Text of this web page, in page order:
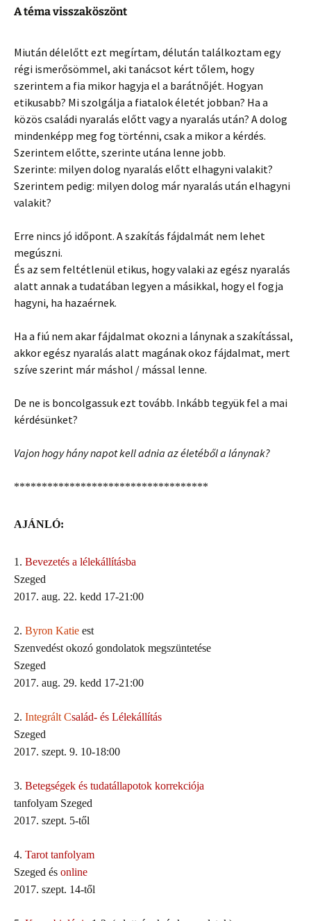
A téma visszaköszönt
Miután délelőtt ezt megírtam, délután találkoztam egy
régi ismerősömmel, aki tanácsot kért tőlem, hogy
szerintem a fia mikor hagyja el a barátnőjét. Hogyan
etikusabb? Mi szolgálja a fiatalok életét jobban? Ha a
közös családi nyaralás előtt vagy a nyaralás után? A dolog
mindenképp meg fog történni, csak a mikor a kérdés.
Szerintem előtte, szerinte utána lenne jobb.
Szerinte: milyen dolog nyaralás előtt elhagyni valakit?
Szerintem pedig: milyen dolog már nyaralás után elhagyni
valakit?
Erre nincs jó időpont. A szakítás fájdalmát nem lehet
megúszni.
És az sem feltétlenül etikus, hogy valaki az egész nyaralás
alatt annak a tudatában legyen a másikkal, hogy el fogja
hagyni, ha hazaérnek.
Ha a fiú nem akar fájdalmat okozni a lánynak a szakítással,
akkor egész nyaralás alatt magának okoz fájdalmat, mert
szíve szerint már máshol / mással lenne.
De ne is boncolgassuk ezt tovább. Inkább tegyük fel a mai
kérdésünket?
Vajon hogy hány napot kell adnia az életéből a lánynak?
***********************************
AJÁNLÓ:
1. Bevezetés a lélekállításba
Szeged
2017. aug. 22. kedd 17-21:00
2. Byron Katie est
Szenvedést okozó gondolatok megszüntetése
Szeged
2017. aug. 29. kedd 17-21:00
2. Integrált Család- és Lélekállítás
Szeged
2017. szept. 9. 10-18:00
3. Betegségek és tudatállapotok korrekciója
tanfolyam Szeged
2017. szept. 5-től
4. Tarot tanfolyam
Szeged és online
2017. szept. 14-től